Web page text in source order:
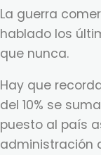
La guerra
hablado los
que nunca.
Hay que
del 10% se
puesto al país
administración